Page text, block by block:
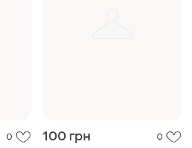
0 100 грн 0